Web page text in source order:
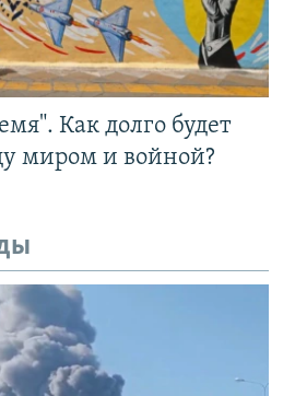
Как долго будет
миром и войной?